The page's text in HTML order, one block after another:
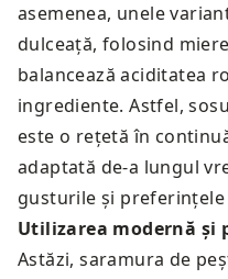
asemenea, unele
dulceață, folosind
balancează aciditatea
ingrediente. Astfel,
este o rețetă în
adaptată de-a lungul
gusturile și
Utilizarea modernă și
Astăzi, saramura de